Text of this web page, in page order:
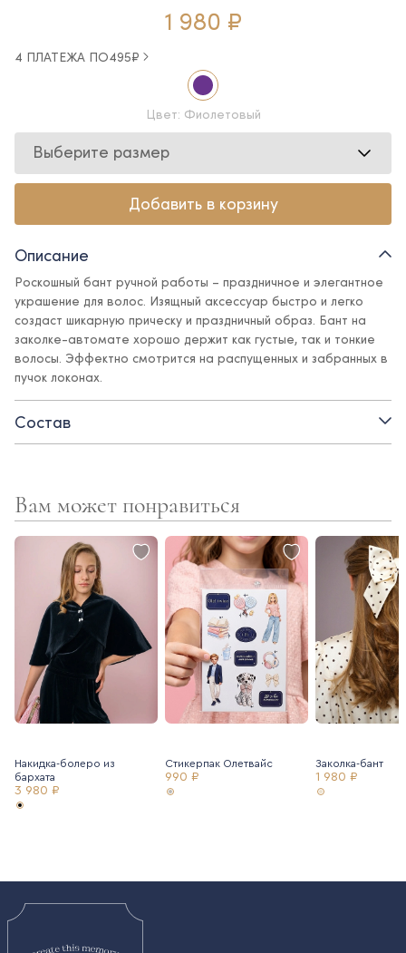
1 980 ₽
4 ПЛАТЕЖА ПО495₽
Цвет: Фиолетовый
Выберите размер
Добавить в корзину
Описание
Роскошный бант ручной работы – праздничное и элегантное
украшение для волос. Изящный аксессуар быстро и легко
создаст шикарную прическу и праздничный образ. Бант на
заколке-автомате хорошо держит как густые, так и тонкие
волосы. Эффектно смотрится на распущенных и забранных в
пучок локонах.
Состав
Вам может понравиться
Накидка-болеро из
бархата
3 980 ₽
Стикерпак Олетвайс
990 ₽
Заколка-бант
1 980 ₽